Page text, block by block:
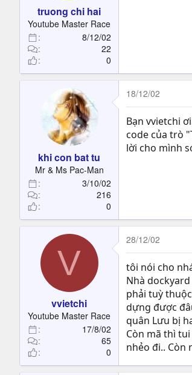
truong chi hai
Youtube Master Race
8/12/02
22
0
khi con bat tu
Mr & Ms Pac-Man
3/10/02
216
0
18/12/02
Bạn vvietchi
code của trò
lời cho mình
V
vvietchi
Youtube Master Race
17/8/02
65
0
28/12/02
tôi nói cho
Nhà
phải tuỳ
dựng được
quân Lưu bị
Còn mã thì
nhẻo đi.. Còn